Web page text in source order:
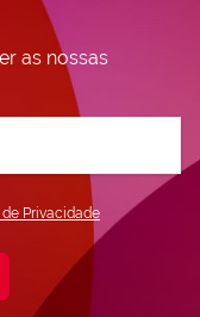
as nossas
de Privacidade